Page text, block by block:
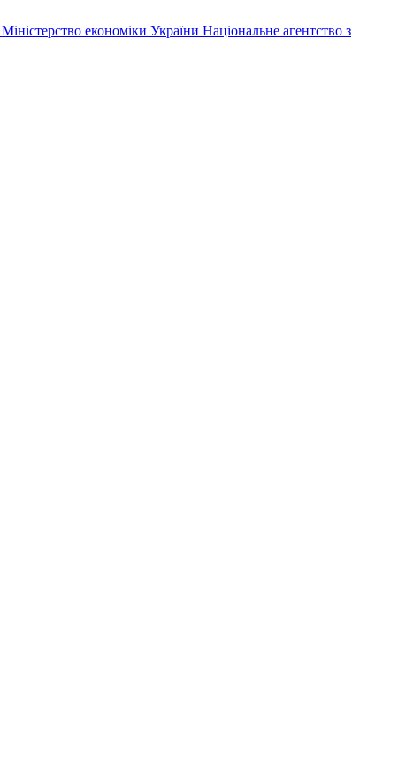
Міністерство економіки України Національне агентство з